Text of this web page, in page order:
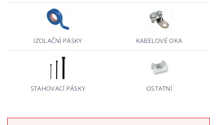
IZOLAČNÍ PÁSKY KABELOVÉ OKA
STAHOVACÍ PÁSKY OSTATNÍ